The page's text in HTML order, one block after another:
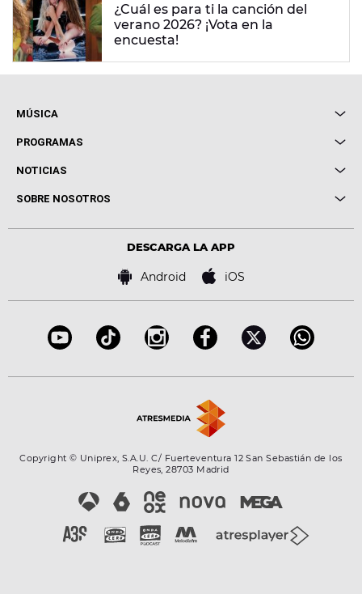
¿Cuál es para ti la canción del
verano 2026? ¡Vota en la
encuesta!
MÚSICA
Local de Ensayo Europa FM
Conciertos
PROGRAMAS
Cuerpos especiales
Locutores Europa FM
NOTICIAS
Cine y Televisión
Virales
SOBRE NOSOTROS
Bases de concursos
DESCARGA LA APP
Android iOS
Copyright © Uniprex, S.A.U. C/ Fuerteventura 12 San Sebastián de los
Reyes, 28703 Madrid